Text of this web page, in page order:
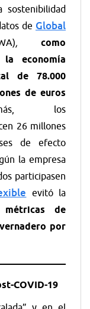
de Global
,como
economía
de 78.000
de euros
los
26 millones
de efecto
la empresa
participasen
evitó la
métricas de
por
COVID-19